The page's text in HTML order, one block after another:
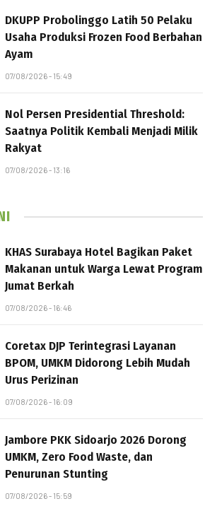
DKUPP Probolinggo Latih 50 Pelaku
Usaha Produksi Frozen Food Berbahan
Ayam
07/08/2026 - 15:49
Nol Persen Presidential Threshold:
Saatnya Politik Kembali Menjadi Milik
Rakyat
07/08/2026 - 13:16
KHAS Surabaya Hotel Bagikan Paket
Makanan untuk Warga Lewat Program
Jumat Berkah
07/08/2026 - 16:46
Coretax DJP Terintegrasi Layanan
BPOM, UMKM Didorong Lebih Mudah
Urus Perizinan
07/08/2026 - 16:09
Jambore PKK Sidoarjo 2026 Dorong
UMKM, Zero Food Waste, dan
Penurunan Stunting
07/08/2026 - 15:59